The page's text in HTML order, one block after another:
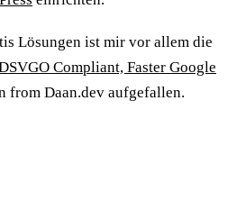
Lösungen ist mir vor allem die
Compliant, Faster Google
from Daan.dev aufgefallen.